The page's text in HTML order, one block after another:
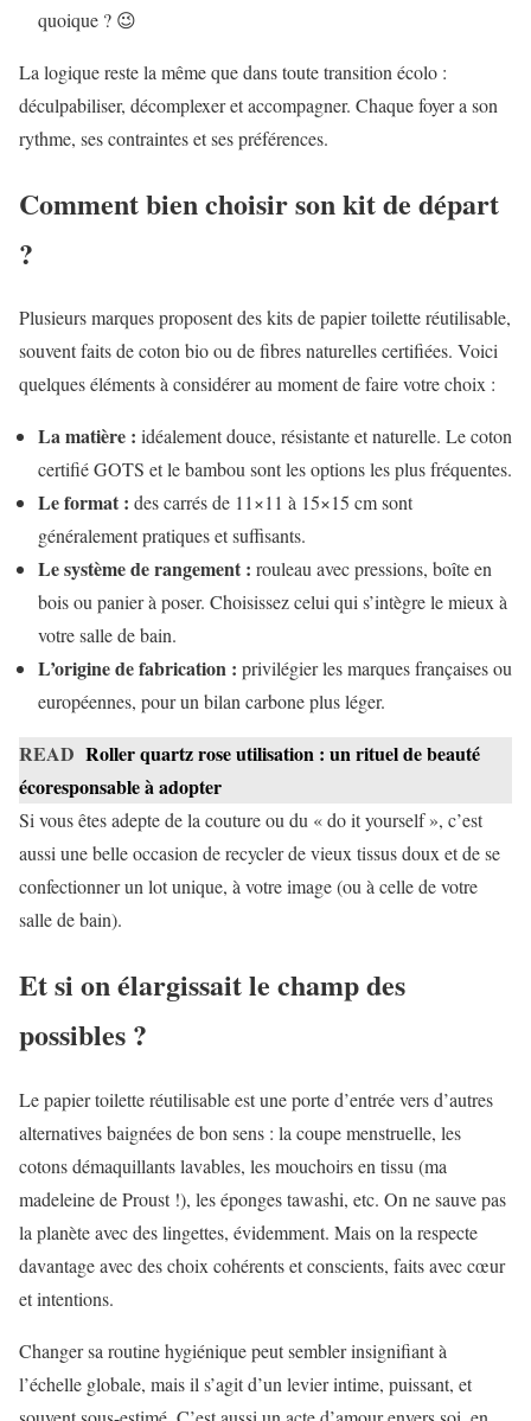
quoique ? 😉
La logique reste la même que dans toute transition écolo :
déculpabiliser, décomplexer et accompagner. Chaque foyer a son
rythme, ses contraintes et ses préférences.
Comment bien choisir son kit de départ
?
Plusieurs marques proposent des kits de papier toilette réutilisable,
souvent faits de coton bio ou de fibres naturelles certifiées. Voici
quelques éléments à considérer au moment de faire votre choix :
La matière : idéalement douce, résistante et naturelle. Le coton
certifié GOTS et le bambou sont les options les plus fréquentes.
Le format : des carrés de 11×11 à 15×15 cm sont
généralement pratiques et suffisants.
Le système de rangement : rouleau avec pressions, boîte en
bois ou panier à poser. Choisissez celui qui s’intègre le mieux à
votre salle de bain.
L’origine de fabrication : privilégier les marques françaises ou
européennes, pour un bilan carbone plus léger.
READ Roller quartz rose utilisation : un rituel de beauté
écoresponsable à adopter
Si vous êtes adepte de la couture ou du « do it yourself », c’est
aussi une belle occasion de recycler de vieux tissus doux et de se
confectionner un lot unique, à votre image (ou à celle de votre
salle de bain).
Et si on élargissait le champ des
possibles ?
Le papier toilette réutilisable est une porte d’entrée vers d’autres
alternatives baignées de bon sens : la coupe menstruelle, les
cotons démaquillants lavables, les mouchoirs en tissu (ma
madeleine de Proust !), les éponges tawashi, etc. On ne sauve pas
la planète avec des lingettes, évidemment. Mais on la respecte
davantage avec des choix cohérents et conscients, faits avec cœur
et intentions.
Changer sa routine hygiénique peut sembler insignifiant à
l’échelle globale, mais il s’agit d’un levier intime, puissant, et